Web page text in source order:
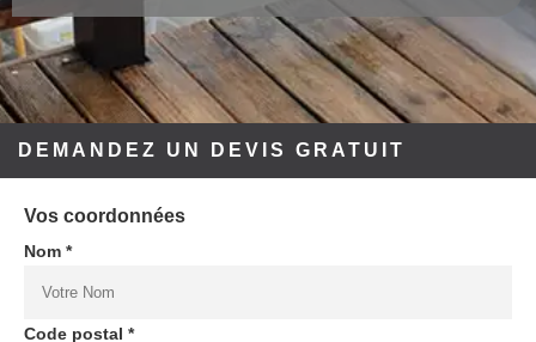
DEMANDEZ UN DEVIS GRATUIT
Vos coordonnées
Nom *
Code postal *